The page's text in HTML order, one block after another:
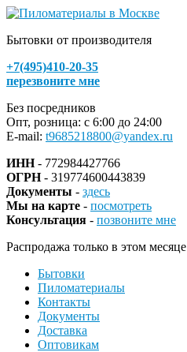
Бытовки от производителя
+7(495)410-20-35
перезвоните мне
Без посредников
Опт, розница: с 6:00 до 24:00
E-mail: t9685218800@yandex.ru
ИНН- 772984427766
ОГРН- 319774600443839
Документы - здесь
Мы на карте - посмотреть
Консультация - позвоните мне
Распродажа только в этом месяце
Бытовки
Пиломатериалы
Контакты
Документы
Доставка
Оптовикам